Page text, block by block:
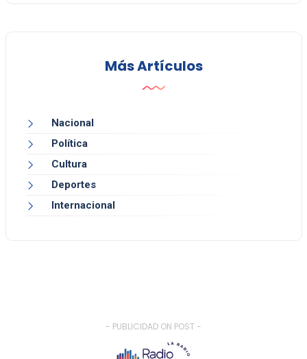
Más Artículos
Nacional
Política
Cultura
Deportes
Internacional
- PUBLICIDAD ON POST -